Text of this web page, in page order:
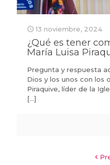
13 noviembre, 2024
¿Qué es tener
María Luisa
Pregunta y respuesta
Dios y los unos con los
Piraquive, líder de la
[…]